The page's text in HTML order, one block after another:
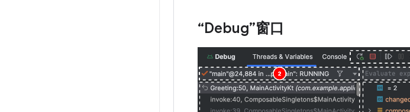
“Debug”窗口